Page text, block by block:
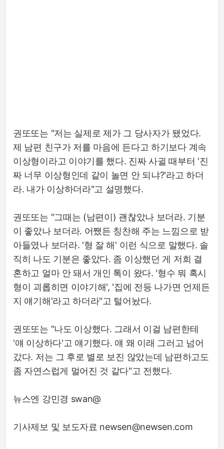
권또또는 "저는 실제로 제가 그 당사자가 됐었다.
제 남편 친구가 저를 마음에 든다고 하기보다 계속
이상형이라고 이야기를 했다. 진짜 사귈 때부터 '진
짜 너무 이상형인데 같이 놀면 안 되냐?'라고 하더
라. 내가 이상하더라"고 설명했다.
권또또는 "그때는 (남편이) 괜찮았나 보더라. 기분
이 좋았나 보더라. 어쨌든 칭찬해 주는 느낌으로 받
아들였나 보더라. '형 잘 해' 이런 식으로 말했다. 솔
직히 나도 기분은 좋았다. 좀 이상했던 게 저희 결
혼하고 얼마 안 돼서 개인 톡이 왔다. '형수 뭐 혹시
형이 괴롭히면 이야기해', '집에 전등 나가면 언제든
지 얘기해'라고 하더라"고 털어놨다.
권또또는 "나도 이상했다. 그래서 이걸 남편한테
'얘 이상하다'고 얘기했다. 얘 왜 이래 그러고 넘어
갔다. 저는 그 후로 별로 보진 않았는데 남편하고도
좀 자연스럽게 멀어진 것 같다"고 전했다.
뉴스엔 강민경 swan@
기사제보 및 보도자료 newsen@newsen.com